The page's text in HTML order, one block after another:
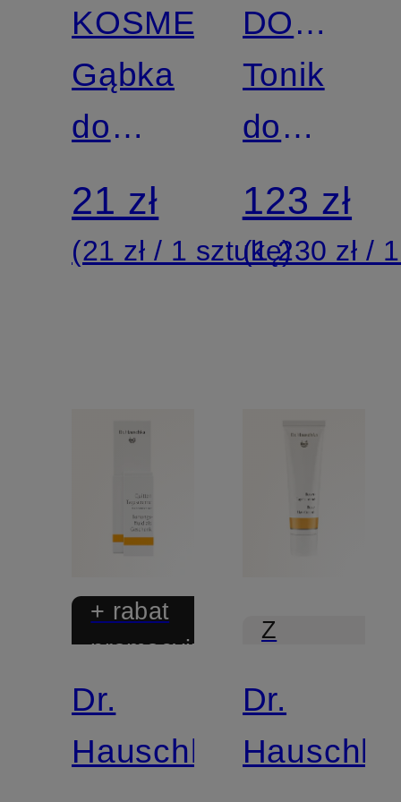
KOSMETYCZNA
Gąbka
do
oczyszczania
twarzy
21 zł
(21 zł / 1 sztukę)
DO
TWARZY
Tonik
do
twarzy
123 zł
(1 230 zł /
+ rabat
promocyjny
Edycja
limitowana
Dr.
Hauschka
Z
Dr.
Hauschka